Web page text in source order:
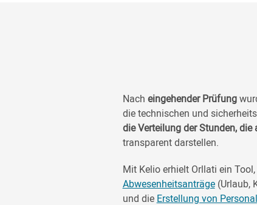
Nach eingehender Prüfung
die technischen und
die Verteilung der Stunden,
transparent darstellen.
Mit Kelio erhielt Orllati ein
Abwesenheitsanträge(Urlaub,
und die Erstellung von